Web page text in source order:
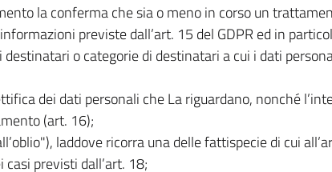
la conferma che sia o meno in corso un
previste dall’art. 15 del GDPR ed in
o categorie di destinatari a cui i dati
dei dati personali che La riguardano, nonché
(art. 16);
laddove ricorra una delle fattispecie di cui
previsti dall’art. 18;